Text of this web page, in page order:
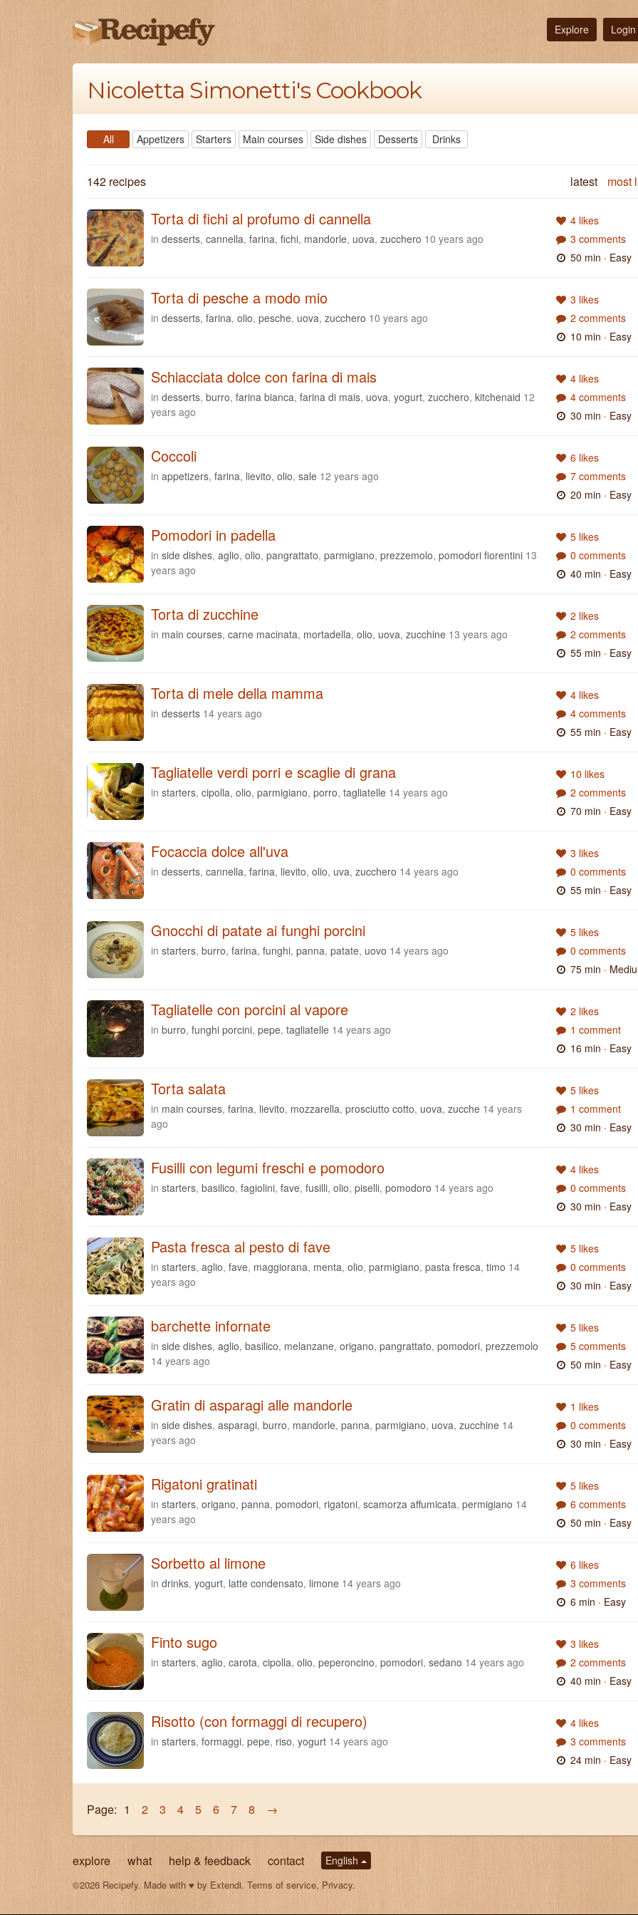
Explore Login
Nicoletta Simonetti's Cookbook
All Appetizers Starters Main courses Side dishes Desserts Drinks
142 recipes latest most
Torta di fichi al profumo di cannella
in desserts, cannella, farina, fichi, mandorle, uova, zucchero 10 years ago
4 likes
3 comments
50 min · Easy
Torta di pesche a modo mio
in desserts, farina, olio, pesche, uova, zucchero 10 years ago
3 likes
2 comments
10 min · Easy
Schiacciata dolce con farina di mais
in desserts, burro, farina bianca, farina di mais, uova, yogurt, zucchero, kitchenaid 12
years ago
4 likes
4 comments
30 min · Easy
Coccoli
in appetizers, farina, lievito, olio, sale 12 years ago
6 likes
7 comments
20 min · Easy
Pomodori in padella
in side dishes, aglio, olio, pangrattato, parmigiano, prezzemolo, pomodori fiorentini 13
years ago
5 likes
0 comments
40 min · Easy
Torta di zucchine
in main courses, carne macinata, mortadella, olio, uova, zucchine 13 years ago
2 likes
2 comments
55 min · Easy
Torta di mele della mamma
in desserts 14 years ago
4 likes
4 comments
55 min · Easy
Tagliatelle verdi porri e scaglie di grana
in starters, cipolla, olio, parmigiano, porro, tagliatelle 14 years ago
10 likes
2 comments
70 min · Easy
Focaccia dolce all'uva
in desserts, cannella, farina, lievito, olio, uva, zucchero 14 years ago
3 likes
0 comments
55 min · Easy
Gnocchi di patate ai funghi porcini
in starters, burro, farina, funghi, panna, patate, uovo 14 years ago
5 likes
0 comments
75 min ·
Tagliatelle con porcini al vapore
in burro, funghi porcini, pepe, tagliatelle 14 years ago
2 likes
1 comment
16 min · Easy
Torta salata
in main courses, farina, lievito, mozzarella, prosciutto cotto, uova, zucche 14 years
ago
5 likes
1 comment
30 min · Easy
Fusilli con legumi freschi e pomodoro
in starters, basilico, fagiolini, fave, fusilli, olio, piselli, pomodoro 14 years ago
4 likes
0 comments
30 min · Easy
Pasta fresca al pesto di fave
in starters, aglio, fave, maggiorana, menta, olio, parmigiano, pasta fresca, timo 14
years ago
5 likes
0 comments
30 min · Easy
barchette infornate
in side dishes, aglio, basilico, melanzane, origano, pangrattato, pomodori, prezzemolo
14 years ago
5 likes
5 comments
50 min · Easy
Gratin di asparagi alle mandorle
in side dishes, asparagi, burro, mandorle, panna, parmigiano, uova, zucchine 14
years ago
1 likes
0 comments
30 min · Easy
Rigatoni gratinati
in starters, origano, panna, pomodori, rigatoni, scamorza affumicata, permigiano 14
years ago
5 likes
6 comments
50 min · Easy
Sorbetto al limone
in drinks, yogurt, latte condensato, limone 14 years ago
6 likes
3 comments
6 min · Easy
Finto sugo
in starters, aglio, carota, cipolla, olio, peperoncino, pomodori, sedano 14 years ago
3 likes
2 comments
40 min · Easy
Risotto (con formaggi di recupero)
in starters, formaggi, pepe, riso, yogurt 14 years ago
4 likes
3 comments
24 min · Easy
Page: 1 2 3 4 5 6 7 8 →
explore what help & feedback contact English
©2026 Recipefy. Made with ♥ by Extendi. Terms of service, Privacy.